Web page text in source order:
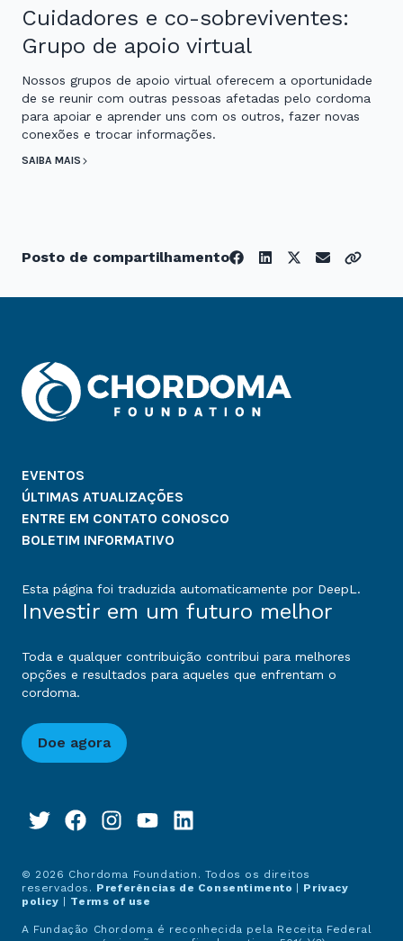
Cuidadores e co-sobreviventes:
Grupo de apoio virtual
Nossos grupos de apoio virtual oferecem a oportunidade
de se reunir com outras pessoas afetadas pelo cordoma
para apoiar e aprender uns com os outros, fazer novas
conexões e trocar informações.
SAIBA MAIS
Posto de compartilhamento
EVENTOS
ÚLTIMAS ATUALIZAÇÕES
ENTRE EM CONTATO CONOSCO
BOLETIM INFORMATIVO
Esta página foi traduzida automaticamente por DeepL.
Investir em um futuro melhor
Toda e qualquer contribuição contribui para melhores
opções e resultados para aqueles que enfrentam o
cordoma.
Doe agora
© 2026 Chordoma Foundation. Todos os direitos
reservados. Preferências de Consentimento
Privacy
policy
Terms of use
A Fundação Chordoma é reconhecida pela Receita Federal